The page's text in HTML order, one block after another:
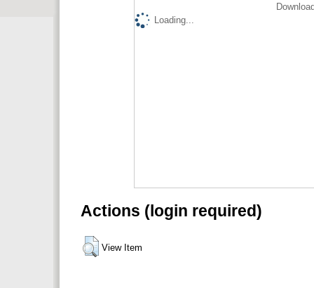
Loading...
Actions (login required)
View Item